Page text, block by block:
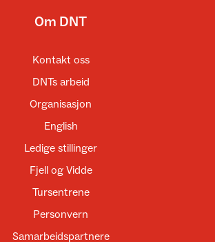
Om DNT
Kontakt oss
DNTs arbeid
Organisasjon
English
Ledige stillinger
Fjell og Vidde
Tursentrene
Personvern
Samarbeidspartnere